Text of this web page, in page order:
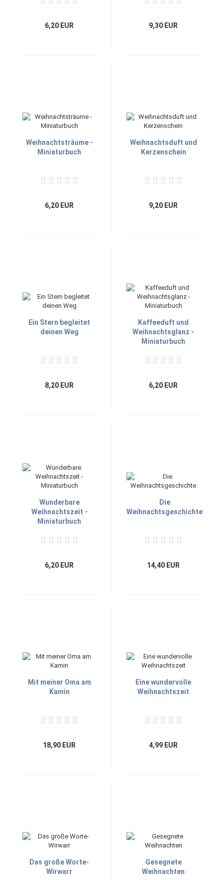
6,20 EUR 9,30 EUR
Weihnachtsträume -
Miniaturbuch
6,20 EUR
Weihnachtsduft und
Kerzenschein
9,20 EUR
Ein Stern begleitet
deinen Weg
8,20 EUR
Kaffeeduft und
Weihnachtsglanz -
Miniaturbuch
6,20 EUR
Wunderbare
Weihnachtszeit -
Miniaturbuch
6,20 EUR
Die
Weihnachtsgeschichte
14,40 EUR
Mit meiner Oma am
Kamin
18,90 EUR
Eine wundervolle
Weihnachtszeit
4,99 EUR
Das große Worte-
Wirwarr
Gesegnete
Weihnachten